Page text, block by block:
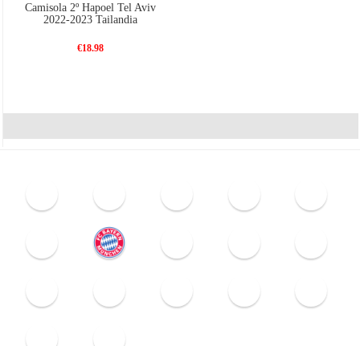
Camisola 2º Hapoel Tel Aviv
2022-2023 Tailandia
€18.98